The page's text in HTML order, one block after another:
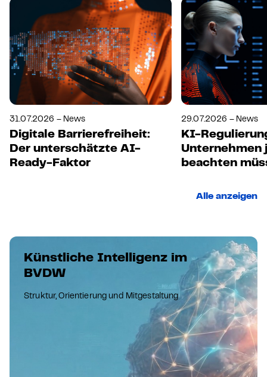
31.07.2026 – News
Digitale Barrierefreiheit:
Der unterschätzte AI-
Ready-Faktor
29.07.2026 – News
KI-
Unternehmen
beachten
Alle anzeigen
Künstliche Intelligenz im
BVDW
Struktur, Orientierung und Mitgestaltung